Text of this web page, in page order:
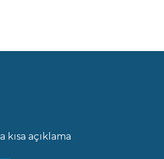
kısa açıklama